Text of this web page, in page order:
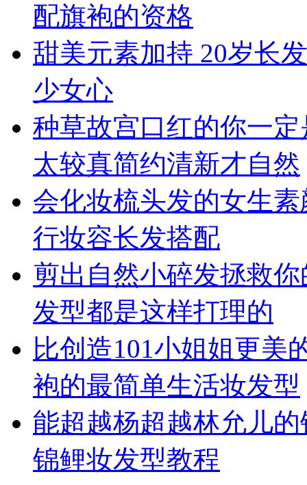
配旗袍的资格
甜美元素加持 20岁长
少女心
种草故宫口红的你一
太较真简约清新才自然
会化妆梳头发的女生
行妆容长发搭配
剪出自然小碎发拯救
发型都是这样打理的
比创造101小姐姐更美
袍的最简单生活妆发型
能超越杨超越林允儿
锦鲤妆发型教程